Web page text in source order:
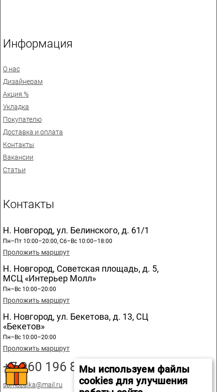
Информация
О нас
Дизайнерам
Акция %
Укладка
Покупателю
Доставка и оплата
Контакты
Вакансии
Статьи
Контакты
Н. Новгород, ул. Белинского, д. 61/1
Пн–Пт 10:00–20:00, Сб–Вс 10:00–18:00
Проложить маршрут
Н. Новгород, Советская площадь, д. 5,
МСЦ «Интерьер Молл»
Пн–Вс 10:00–20:00
Проложить маршрут
Н. Новгород, ул. Бекетова, д. 13, СЦ
«Бекетов»
Пн–Вс 10:00–20:00
Проложить маршрут
+7 960 196 89 20
spmozaika@mail.ru
Мы используем файлы
cookies для улучшения